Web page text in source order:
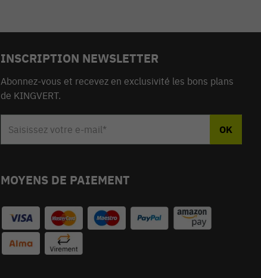
INSCRIPTION NEWSLETTER
Abonnez-vous et recevez en exclusivité les bons plans
de KINGVERT.
MOYENS DE PAIEMENT